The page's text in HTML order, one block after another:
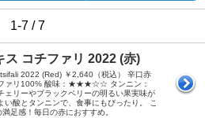
1-7 / 7
ス コチファリ 2022 (赤)
2022 (Red) ￥2,640（税込） 辛口赤
ァリ100% 酸味：★★★☆☆ タンニン：
ーやブラックベリーの明るい果実味が
い酸とタンニンで、食事にもぴったり。 こ
足感！毎日の赤におすすめ。